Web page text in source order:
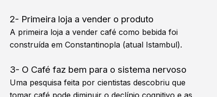
2- Primeira loja a vender o produto
A primeira loja a vender café como bebida foi
construída em Constantinopla (atual Istambul).
3- O Café faz bem para o sistema nervoso
Uma pesquisa feita por cientistas descobriu que